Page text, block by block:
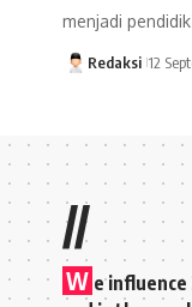
menjadi
Redaksi 12
//
W e